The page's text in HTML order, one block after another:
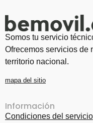
Somos tu servicio
Ofrecemos servicios de
territorio nacional.
mapa del sitio
Información
Condiciones del servicio